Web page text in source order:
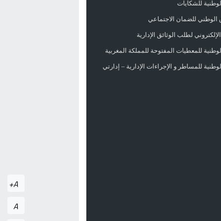
الوطنية للشكايات
الوطني للضمان الاجتماعي
لطلب الوثائق الإدارية
الوطنية للمعطيات المفتوحة للمملكة المغربية
الوطنية للمساطر و الإجراءات الإدارية – إدارتي
A+
A